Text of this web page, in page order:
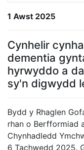
1 Awst 2025
Cynhelir
dementia
hyrwyddo a
sy'n digwydd
Bydd y Rhaglen
rhan o Berfformiad
Chynhadledd
6 Tachwedd 2025.